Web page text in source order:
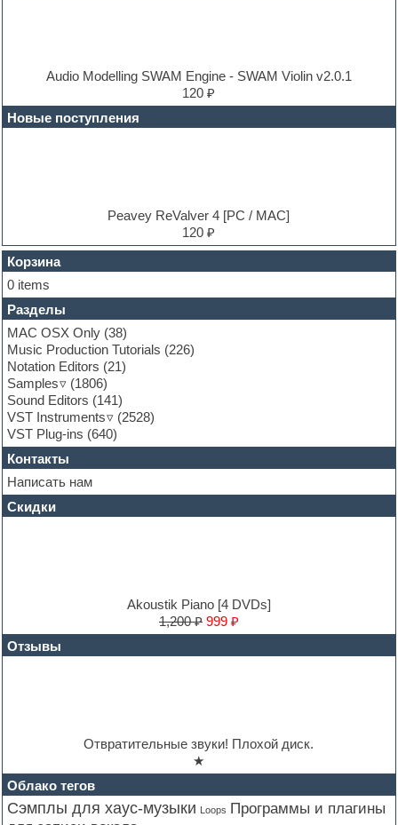
E-MU Samples
Electric guitar
Electric piano
EXS24 Instruments
FL Studio
Flute
Folk samples
Fruityloops
Funk
Garritan
General MIDI kits
Guitar emulation
Guitar loops
Guitar processing and effects
Hands-up samples
Hardstyle
Heavy metal sample packs
Hip-hop
House music
Hypersonic
Jazz
Massive presets
Mastering plug-ins
Notation software
Orchestra
Orchestra drums
Organ
Audio Modelling SWAM Engine - SWAM Violin v2.0.1
120 ₽
Новые поступления
Peavey ReValver 4 [PC / MAC]
120 ₽
Корзина
0 items
Разделы
MAC OSX Only (38)
Music Production Tutorials (226)
Notation Editors (21)
Samples
(1806)
Sound Editors (141)
VST Instruments
(2528)
VST Plug-ins (640)
Контакты
Написать нам
Скидки
Akoustik Piano [4 DVDs]
1,200 ₽ 999 ₽
Отзывы
Отвратительные звуки! Плохой диск.
★
Облако тегов
Сэмплы для хаус-музыки Loops Программы и плагины